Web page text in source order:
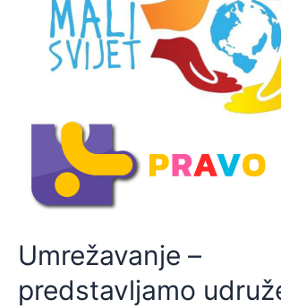
Umrežavanje –
predstavljamo